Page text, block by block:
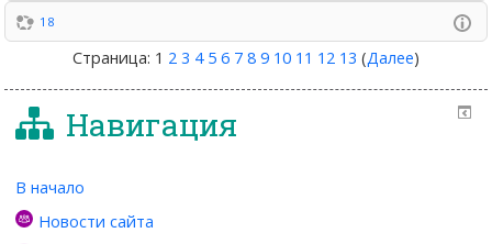
18
Страница: 1 2 3 4 5 6 7 8 9 10 11 12 13 (Далее)
Навигация
В начало
Новости сайта